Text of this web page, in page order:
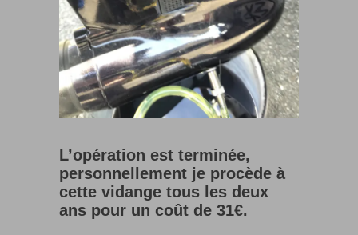
L’opération est terminée,
personnellement je procède à
cette vidange tous les deux
ans pour un coût de 31€.